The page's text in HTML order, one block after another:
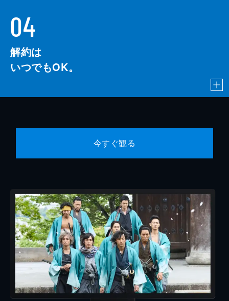
04
解約は
いつでもOK。
今すぐ観る